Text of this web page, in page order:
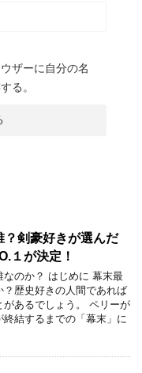
ザーに自分の名
る。
？剣豪好きが選んだ
１が決定！
のか？ はじめに 幕末最
歴史好きの人間であれば
あるでしょう。 ペリーが
結するまでの「幕末」に